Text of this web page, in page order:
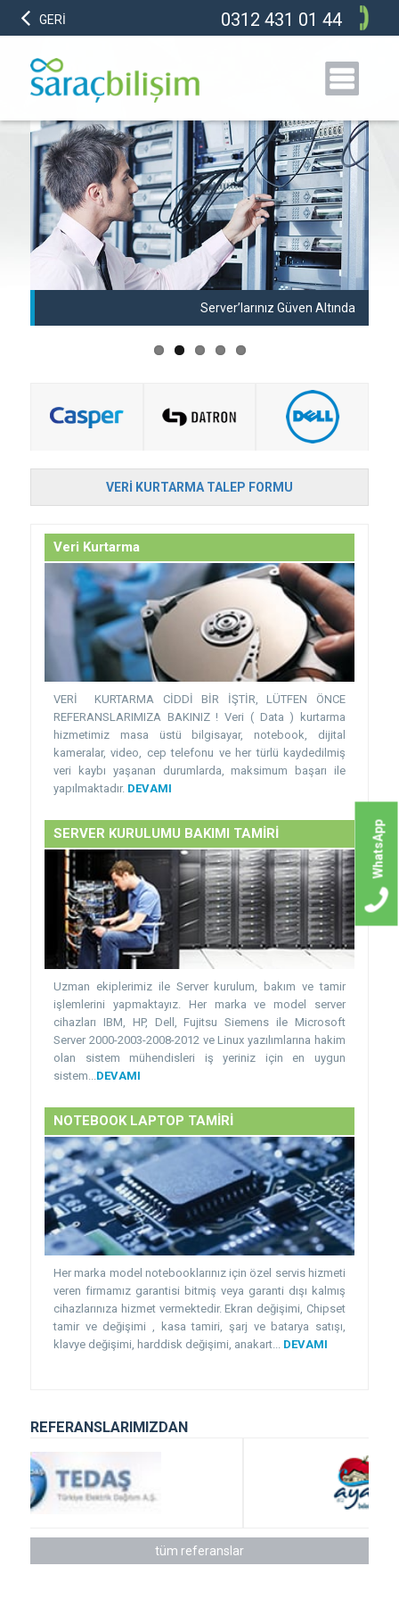
GERİ 0312 431 01 44
Server’larınız Güven Altında
VERI KURTARMA TALEP FORMU
Veri Kurtarma
VERİ KURTARMA CİDDİ BİR İŞTİR, LÜTFEN ÖNCE
REFERANSLARIMIZA BAKINIZ ! Veri ( Data ) kurtarma
hizmetimiz masa üstü bilgisayar, notebook, dijital
kameralar, video, cep telefonu ve her türlü kaydedilmiş
veri kaybı yaşanan durumlarda, maksimum başarı ile
yapılmaktadır. DEVAMI
SERVER KURULUMU BAKIMI TAMİRİ
Uzman ekiplerimiz ile Server kurulum, bakım ve tamir
işlemlerini yapmaktayız. Her marka ve model server
cihazları IBM, HP, Dell, Fujitsu Siemens ile Microsoft
Server 2000-2003-2008-2012 ve Linux yazılımlarına hakim
olan sistem mühendisleri iş yeriniz için en uygun
sistem... DEVAMI
NOTEBOOK LAPTOP TAMİRİ
Her marka model notebooklarınız için özel servis hizmeti
veren firmamız garantisi bitmiş veya garanti dışı kalmış
cihazlarınıza hizmet vermektedir. Ekran değişimi, Chipset
tamir ve değişimi , kasa tamiri, şarj ve batarya satışı,
klavye değişimi, harddisk değişimi, anakart... DEVAMI
REFERANSLARIMIZDAN
tüm referanslar
WhatsApp